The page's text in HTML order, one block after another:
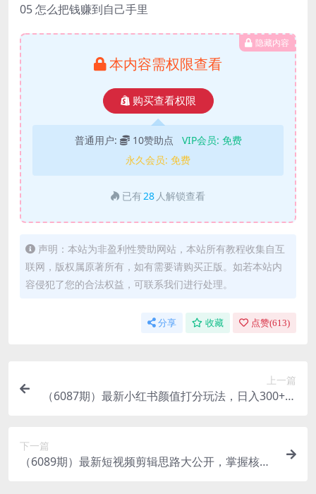
05 怎么把钱赚到自己手里
隐藏内容
本内容需权限查看
购买查看权限
普通用户: 10赞助点 VIP会员: 免费
永久会员: 免费
已有28 人解锁查看
声明：本站为非盈利性赞助网站，本站所有教程收集自互
联网，版权属原著所有，如有需要请购买正版。如若本站内
容侵犯了您的合法权益，可联系我们进行处理。
分享 收藏 点赞(613)
上一篇
（6087期）最新小红书颜值打分玩法，日入300+闭
下一篇
（6089期）最新短视频剪辑思路大公开，掌握核心